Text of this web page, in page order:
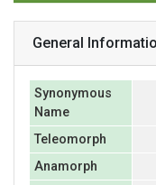
General
Synonymous
Name
Teleomorph
Anamorph